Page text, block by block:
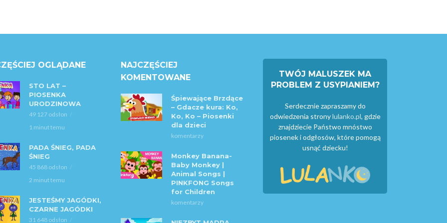
OGLĄDANE
STO LAT –
PIOSENKA
URODZINOWA
49 127 odsłon
1 minut temu
PADA ŚNIEG, PADA
ŚNIEG
45 868 odsłon
2 minut temu
JESTEŚMY JAGÓDKI,
CZARNE JAGÓDKI
31 648 odsłon
NAJCZĘŚCIEJ
KOMENTOWANE
Śpiewające Brzdące
– Gdacze kura: Ko,
Ko, Ko – Piosenki
dla dzieci
komentarzy
Monkey Banana-
Baby Monkey |
Animal Songs |
PINKFONG Songs
for Children
komentarzy
TWÓJ MALUSZEK MA
PROBLEM Z USYPIANIEM?
Serdecznie zapraszamy do
odwiedzenia stronylulanko.pl, gdzie
znajdziecie Państwo mnóstwo
piosenek i odgłosów, które pomogą
usnąć dziecku!